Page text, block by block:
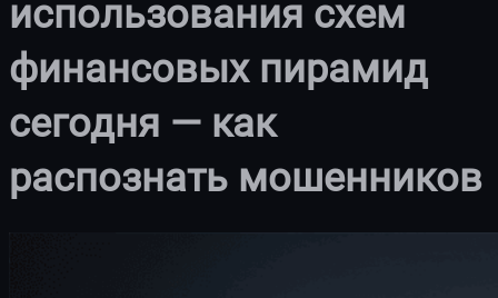
использования схем
финансовых пирамид
сегодня — как
распознать мошенников